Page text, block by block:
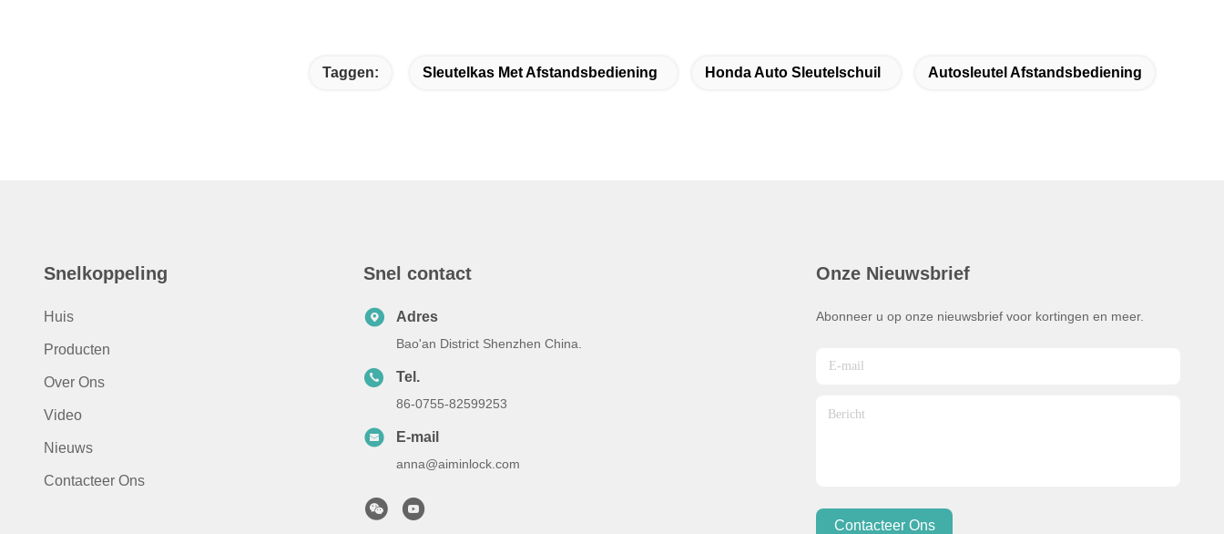
Taggen: Sleutelkas Met Afstandsbediening Honda Auto Sleutelschuil Autosleutel Afstandsbediening
Snelkoppeling
Huis
Producten
Over Ons
Video
Nieuws
Contacteer Ons
Snel contact
Adres
Bao'an District Shenzhen China.
Tel.
86-0755-82599253
E-mail
anna@aiminlock.com
Onze Nieuwsbrief
Abonneer u op onze nieuwsbrief voor kortingen en meer.
Contacteer Ons